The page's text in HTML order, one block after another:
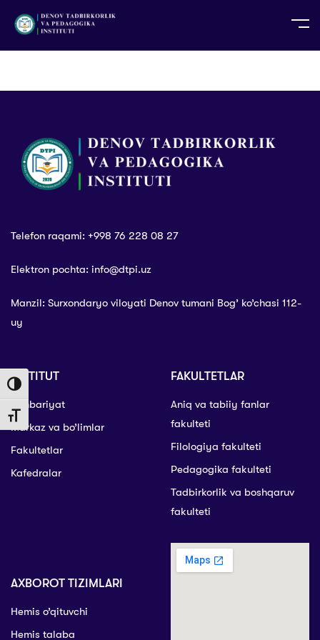
Toggle High Contrast
Toggle Font size
TG TR
Telefon raqami: +998 76 228 08 27
Elektron pochta: info@dtpi.uz
Manzil: Surxondaryo viloyati Denov tumani Bog’ ko’chasi 112-
uy
INSTITUT
Rahbariyat
Markaz va bo’limlar
Fakultetlar
Kafedralar
FAKULTETLAR
Aniq va tabiiy fanlar
fakulteti
Filologiya fakulteti
Pedagogika fakulteti
Tadbirkorlik va boshqaruv
fakulteti
AXBOROT TIZIMLARI
Hemis o’qituvchi
Hemis talaba